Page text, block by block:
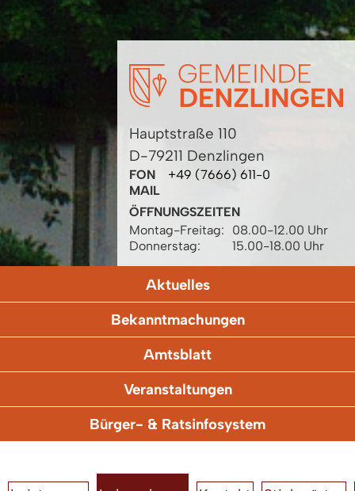
Hauptstraße 110
D-79211 Denzlingen
FON
+49 (7666) 611-0
MAIL
ÖFFNUNGSZEITEN
Montag-Freitag:
08.00-12.00 Uhr
Donnerstag:
15.00-18.00 Uhr
Aktuelles
Bekanntmachungen
Amtsblatt
Veranstaltungen
Bürger- & Ratsinfosystem